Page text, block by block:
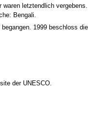
letztendlich
Bengali.
1999 beschloss
der UNESCO.